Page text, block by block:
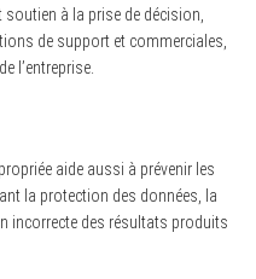
à la prise de décision,
de support et commerciales,
l’entreprise.
aide aussi à prévenir les
la protection des données, la
incorrecte des résultats produits